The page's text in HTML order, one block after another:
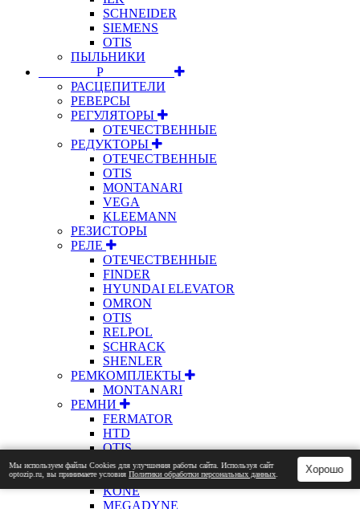
SCHNEIDER
SIEMENS
OTIS
ПЫЛЬНИКИ
⠀⠀⠀⠀⠀⠀Р⠀⠀⠀⠀⠀⠀⠀
РАСЦЕПИТЕЛИ
РЕВЕРСЫ
РЕГУЛЯТОРЫ
ОТЕЧЕСТВЕННЫЕ
РЕДУКТОРЫ
ОТЕЧЕСТВЕННЫЕ
OTIS
MONTANARI
VEGA
KLEEMANN
РЕЗИСТОРЫ
РЕЛЕ
ОТЕЧЕСТВЕННЫЕ
FINDER
HYUNDAI ELEVATOR
OMRON
OTIS
RELPOL
SCHRACK
SHENLER
РЕМКОМПЛЕКТЫ
MONTANARI
РЕМНИ
FERMATOR
HTD
OTIS
PJ
RPP
KONE
MEGADYNE
Мы используем файлы Сookies для улучшения работы сайта. Используя сайт
optozip.ru, вы принимаете условияПолитики обработки персональных данных Хорошо